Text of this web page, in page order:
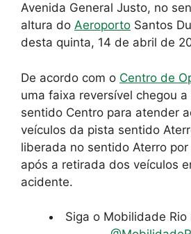
Avenida General Justo, no
altura do Aeroporto Santos
desta quinta, 14 de abril de
De acordo com o Centro de
uma faixa reversível chegou
sentido Centro para atender
veículos da pista sentido
liberada no sentido Aterro
após a retirada dos veículos
acidente.
Siga o Mobilidade